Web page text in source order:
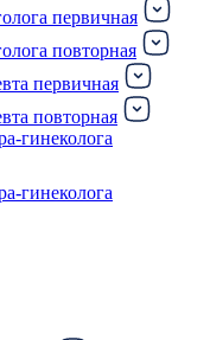
первичная
повторная
первичная
повторная
гинеколога
гинеколога